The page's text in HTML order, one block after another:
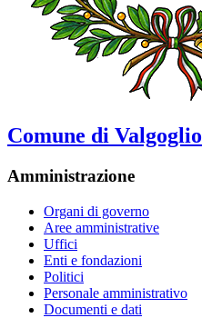
Comune di Valgoglio
Amministrazione
Organi di governo
Aree amministrative
Uffici
Enti e fondazioni
Politici
Personale amministrativo
Documenti e dati